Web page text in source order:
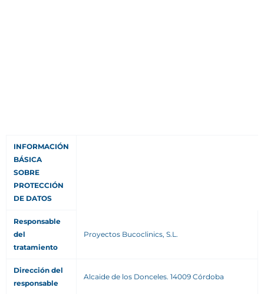
INFORMACIÓN
BÁSICA
SOBRE
PROTECCIÓN
DE DATOS
Responsable
del
tratamiento
Proyectos Bucoclinics, S.L.
Dirección del
responsable
Alcaide de los Donceles. 14009 Córdoba